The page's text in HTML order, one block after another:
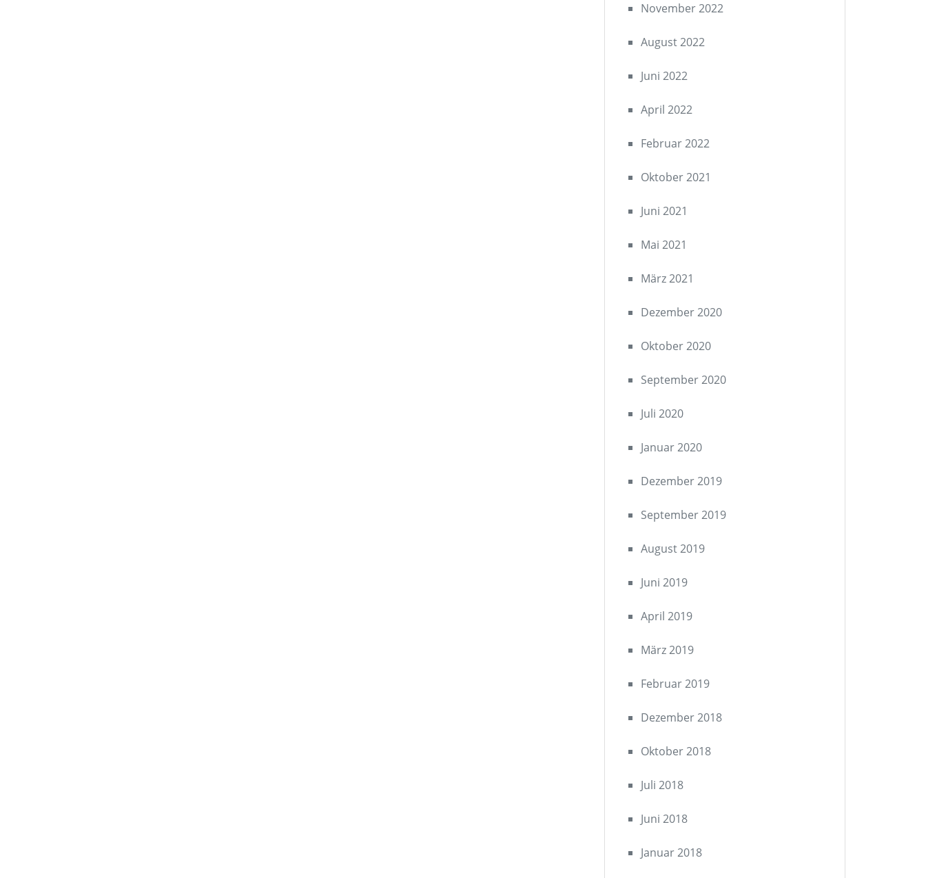
November 2022
August 2022
Juni 2022
April 2022
Februar 2022
Oktober 2021
Juni 2021
Mai 2021
März 2021
Dezember 2020
Oktober 2020
September 2020
Juli 2020
Januar 2020
Dezember 2019
September 2019
August 2019
Juni 2019
April 2019
März 2019
Februar 2019
Dezember 2018
Oktober 2018
Juli 2018
Juni 2018
Januar 2018